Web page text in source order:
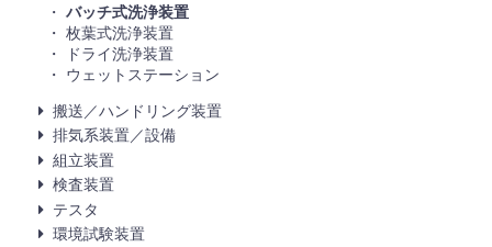
バッチ式洗浄装置
枚葉式洗浄装置
ドライ洗浄装置
ウェットステーション
搬送／ハンドリング装置
排気系装置／設備
組立装置
検査装置
テスタ
環境試験装置